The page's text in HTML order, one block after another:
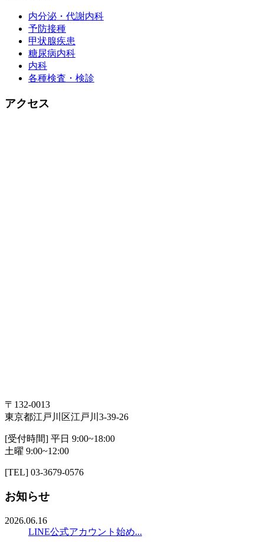
内分泌・代謝内科
予防接種
甲状腺疾患
糖尿病内科
内科
各種検査・検診
アクセス
〒132-0013
東京都江戸川区江戸川3-39-26
[受付時間] 平日 9:00~18:00
土曜 9:00~12:00
[TEL] 03-3679-0576
お知らせ
2026.06.16
LINE公式アカウント始め...